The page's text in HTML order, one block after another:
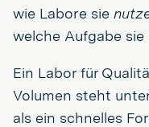
wie Labore sie
welche Aufgabe sie
Ein Labor für
Volumen steht
als ein schnelles